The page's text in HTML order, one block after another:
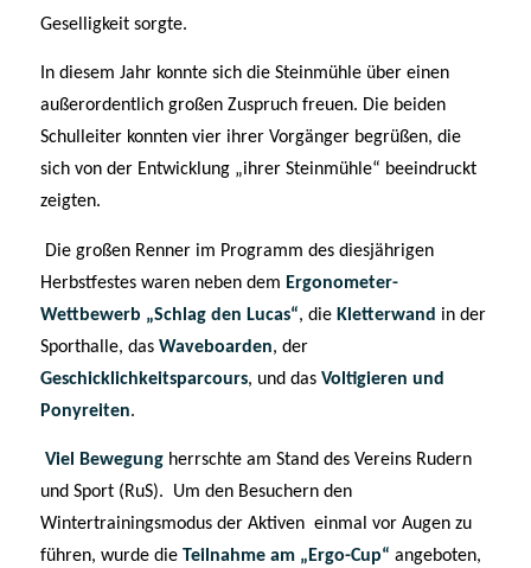
Geselligkeit sorgte.
In diesem Jahr konnte sich die Steinmühle über einen
außerordentlich großen Zuspruch freuen. Die beiden
Schulleiter konnten vier ihrer Vorgänger begrüßen, die
sich von der Entwicklung „ihrer Steinmühle“ beeindruckt
zeigten.
Die großen Renner im Programm des diesjährigen
Herbstfestes waren neben dem Ergonometer-
Wettbewerb „Schlag den Lucas“, die Kletterwand in der
Sporthalle, das Waveboarden, der
Geschicklichkeitsparcours, und das Voltigieren und
Ponyreiten.
Viel Bewegungherrschte am Stand des Vereins Rudern
und Sport (RuS). Um den Besuchern den
Wintertrainingsmodus der Aktiven einmal vor Augen zu
führen, wurde die Teilnahme am „Ergo-Cup“ angeboten,